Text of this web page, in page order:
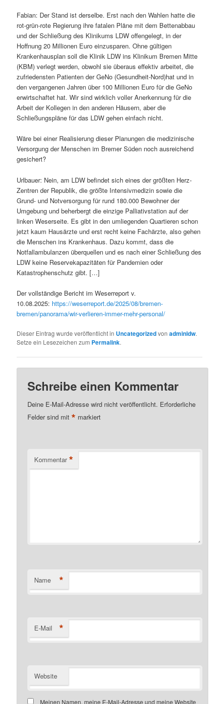
Fabian: Der Stand ist derselbe. Erst nach den Wahlen hatte die
rot-grün-rote Regierung ihre fatalen Pläne mit dem Bettenabbau
und der Schließung des Klinikums LDW offengelegt, in der
Hoffnung 20 Millionen Euro einzusparen. Ohne gültigen
Krankenhausplan soll die Klinik LDW ins Klinikum Bremen Mitte
(KBM) verlegt werden, obwohl sie überaus effektiv arbeitet, die
zufriedensten Patienten der GeNo (Gesundheit-Nord)hat und in
den vergangenen Jahren über 100 Millionen Euro für die GeNo
erwirtschaftet hat. Wir sind wirklich voller Anerkennung für die
Arbeit der Kollegen in den anderen Häusern, aber die
Schließungspläne für das LDW gehen einfach nicht.
Wäre bei einer Realisierung dieser Planungen die medizinische
Versorgung der Menschen im Bremer Süden noch ausreichend
gesichert?
Urlbauer: Nein, am LDW befindet sich eines der größten Herz-
Zentren der Republik, die größte Intensivmedizin sowie die
Grund- und Notversorgung für rund 180.000 Bewohner der
Umgebung und beherbergt die einzige Palliativstation auf der
linken Weserseite. Es gibt in den umliegenden Quartieren schon
jetzt kaum Hausärzte und erst recht keine Fachärzte, also gehen
die Menschen ins Krankenhaus. Dazu kommt, dass die
Notfallambulanzen überquellen und es nach einer Schließung des
LDW keine Reservekapazitäten für Pandemien oder
Katastrophenschutz gibt. […]
Der vollständige Bericht im Weserreport v.
10.08.2025: https://weserreport.de/2025/08/bremen-
bremen/panorama/wir-verlieren-immer-mehr-personal/
Dieser Eintrag wurde veröffentlicht in Uncategorizedvonadminldw.
Setze ein Lesezeichen zum Permalink.
Schreibe einen Kommentar
Deine E-Mail-Adresse wird nicht veröffentlicht. Erforderliche
Felder sind mit* markiert
Kommentar *
Name *
E-Mail *
Website
Meinen Namen, meine E-Mail-Adresse und meine Website